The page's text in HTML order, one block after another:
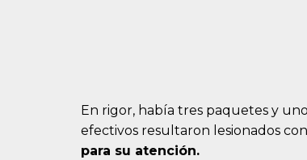
En rigor, había tres paquetes y
efectivos resultaron lesionados
para su atención.